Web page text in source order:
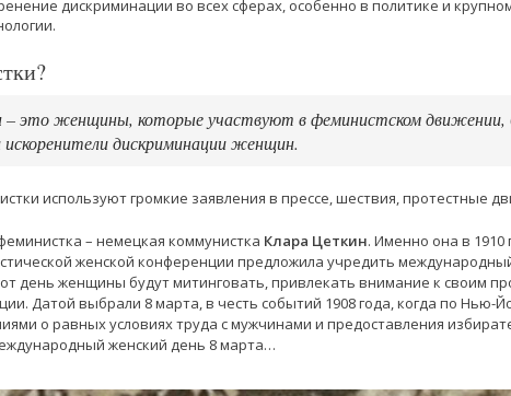
дискриминации во всех сферах, особенно в политике и
– это женщины, которые участвуют в феминистском движении,
дискриминации женщин.
используют громкие заявления в прессе, шествия, протестные
– немецкая коммунистка Клара Цеткин. Именно она в 1910
женской конференции предложила учредить
день женщины будут митинговать, привлекать внимание к своим
Датой выбрали 8 марта, в честь событий 1908 года, когда по
о равных условиях труда с мужчинами и предоставления
женский день 8 марта…